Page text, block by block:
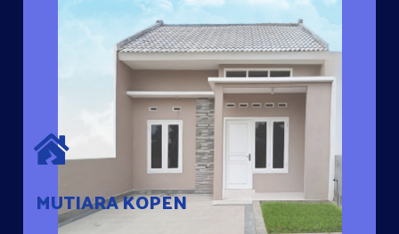
MUTIARA KOPEN
MUTIARA KOPEN
Hunian nyaman dengan suasana pedesaan. 10 menit dari pusat
kota, 2 menit dari Ring Road